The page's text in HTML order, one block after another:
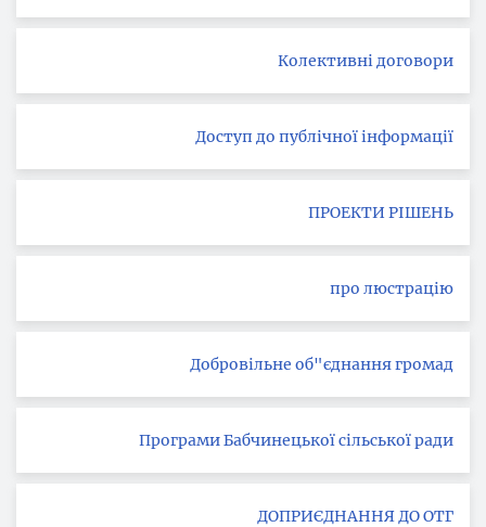
Колективні договори
Доступ до публічної інформації
ПРОЕКТИ РІШЕНЬ
про люстрацію
Добровільне об"єднання громад
Програми Бабчинецької сільської ради
ДОПРИЄДНАННЯ ДО ОТГ